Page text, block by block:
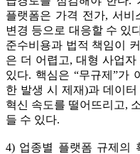
플랫폼은 가격 전가, 서비
변경 등으로 대응할 수 있
준수비용과 법적 책임이
은 더 어렵고, 대형 사업
있다. 핵심은 “무규제”가
한 발생 시 제재)과 데이
혁신 속도를 떨어뜨리고,
들 수 있다.
4) 업종별 플랫폼 규제의